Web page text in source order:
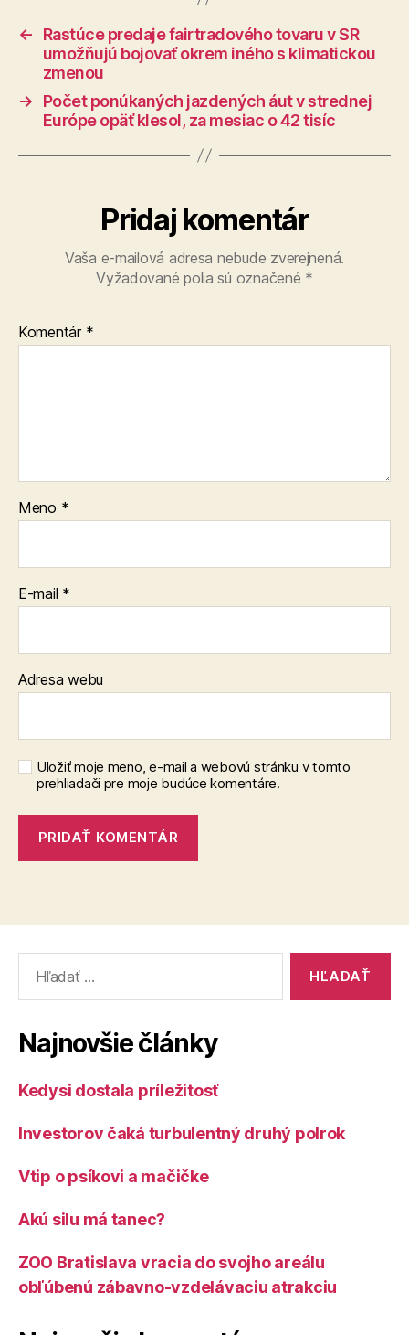
←
Rastúce predaje fairtradového tovaru v SR
umožňujú bojovať okrem iného s klimatickou
zmenou
→
Počet ponúkaných jazdených áut v strednej
Európe opäť klesol, za mesiac o 42 tisíc
Pridaj komentár
Vaša e-mailová adresa nebude zverejnená.
Vyžadované polia sú označené *
Komentár *
Meno *
E-mail *
Adresa webu
Uložiť moje meno, e-mail a webovú stránku v tomto
prehliadači pre moje budúce komentáre.
Najnovšie články
Kedysi dostala príležitosť
Investorov čaká turbulentný druhý polrok
Vtip o psíkovi a mačičke
Akú silu má tanec?
ZOO Bratislava vracia do svojho areálu
obľúbenú zábavno-vzdelávaciu atrakciu